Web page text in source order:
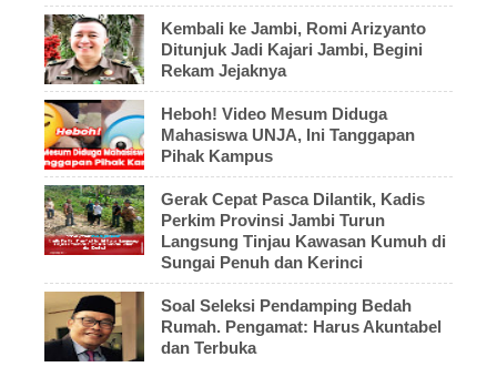
Kembali ke Jambi, Romi Arizyanto
Ditunjuk Jadi Kajari Jambi, Begini
Rekam Jejaknya
Heboh! Video Mesum Diduga
Mahasiswa UNJA, Ini Tanggapan
Pihak Kampus
Gerak Cepat Pasca Dilantik, Kadis
Perkim Provinsi Jambi Turun
Langsung Tinjau Kawasan Kumuh di
Sungai Penuh dan Kerinci
Soal Seleksi Pendamping Bedah
Rumah. Pengamat: Harus Akuntabel
dan Terbuka